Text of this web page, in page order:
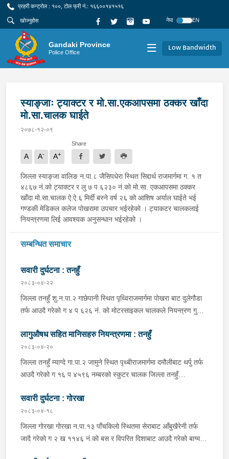
प्रहरी कन्ट्रोल : १००, टोल फ्री नं.: १६६००१४१५१६
नेपा
EN
Gandaki Province
Police Office Low Bandwidth
स्याङ्जाः ट्याक्टर र मो.सा.एकआपसमा ठक्कर खाँदा
मो.सा.चालक घाईते
२०७८-१२-०९
A A- A+
Share
जिल्ला स्याङ्जा वालिङ न.पा.८ जैसिपधेरा स्थित सिद्दार्थ राजमार्गमा ग. १ त
४८६७ नं.को ट्याक्टर र लु ७ प ६२३० नं.को मो.सा. एकआपसमा ठक्कर
खाँदा मो.सा.चालक ऐ.ऐ.६ मिर्दी बस्ने वर्ष २६ को आशिष अर्याल घाईते भई
गण्डकी मेडिकल कलेज पोखरामा उपचार भईरहेको । ट्याकटर चालकलाई
नियन्त्रणमा लिई आवश्यक अनुसन्धान भईरहेको ।
सम्बन्धित समाचार
सवारी दुर्घटना : तनहुँ
२०८३-०४-२२
जिल्ला तनहुँ शु.न.पा.२ गाछेपानी स्थित पृथ्विराजमार्गमा पोखरा बाट दुलेगौडा
तर्फ आउदै गरेको ग ४ प ६२६ नं. को मोटरसाइकल चालकले नियन्त्रण गुमाइ
जिल्ला कास्की पो.म.न.पा.३३ बस्ने बर्ष ३९ को मन बहादुर पुन घाइते भइ
उपचारको लागी तनहुँ सेवा हस्पिटल दुलेगौडा ल्याईएकोमा प्राम्भिक उपचार
पश्चात थप उपचारको लागी ०७:५५ बजे पोखरा रिफर भएको ।
लागुऔषध सहित मानिसहरु नियन्त्रणमा : तनहुँ
२०८३-०४-२०
जिल्ला तनहुँ म्याग्दे गा.पा.२ जामुने स्थित पृथ्बीराजमार्गमा दमौलीबाट थर्पु तर्फ
आउदै गरेको ग १६ प ४५९६ नम्बरको स्कुटर चालक जिल्ला तनहुँ
ऐ.५ बस्ने बर्ष ३४ को नरजंग राना स्कुटर रोकी सर्भिस लेनमा बसीरहेको
अबस्थामा थर्पुबाट खटिएको प्रहरी टोलिले शंकास्पद लागि चेकजाँच गर्ने
क्रममा निज अमन पौडेलको साथबाट र स्कुटरको डिक्की भित्रबाट गरी
प्रतिबन्धित लागुऔषध फेनारागन ११ एम्पुल, डाइजेपाम ११ एम्पुल, नुर्फिन ११
सवारी दुर्घटना : गोरखा
२०८३-०४-१८
जिल्ला गोरखा गोरखा न.पा.१३ पाँचकिलो स्थितमा सेराबाट आँबुखैरेनी तर्फ
जादै गरेको ग २ ख ११४६ नं.को बस र विपरित दिशाबाट आउदै गरेको बाग्मती